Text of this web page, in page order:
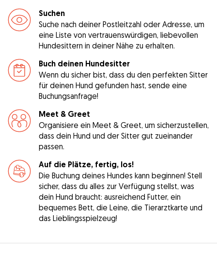
Suchen
Suche nach deiner Postleitzahl oder Adresse, um
eine Liste von vertrauenswürdigen, liebevollen
Hundesittern in deiner Nähe zu erhalten.
Buch deinen Hundesitter
Wenn du sicher bist, dass du den perfekten Sitter
für deinen Hund gefunden hast, sende eine
Buchungsanfrage!
Meet & Greet
Organisiere ein Meet & Greet, um sicherzustellen,
dass dein Hund und der Sitter gut zueinander
passen.
Auf die Plätze, fertig, los!
Die Buchung deines Hundes kann beginnen! Stell
sicher, dass du alles zur Verfügung stellst, was
dein Hund braucht: ausreichend Futter, ein
bequemes Bett, die Leine, die Tierarztkarte und
das Lieblingsspielzeug!